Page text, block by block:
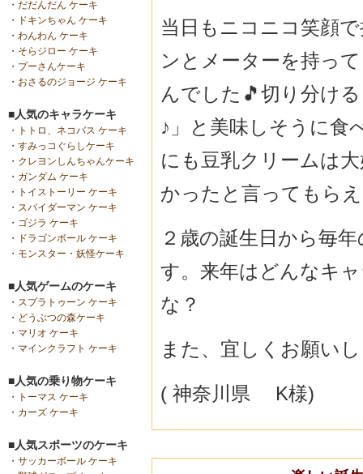
・ だだんだん ケーキ
・
ドキンちゃん ケーキ
・ わんわん ケーキ
・ そらジロー ケーキ
・ プーさんケーキ
・ おさるのジョージ ケーキ
■人気のキャラケーキ
・
トトロ、ネコバス ケーキ
・ すみっコぐらしケーキ
・ クレヨンしんちゃんケーキ
・ ガンダム ケーキ
・
トイストーリー ケーキ
・ スパイダーマン ケーキ
・ ゴジラ ケーキ
・
ドラゴンボール ケーキ
・ モンスター・妖怪ケーキ
■人気ゲームのケーキ
・ スプラトゥーン ケーキ
・ どうぶつの森ケーキ
・ マリオ ケーキ
・ マインクラフト ケーキ
■人気の乗り物ケーキ
・
トーマス ケーキ
・ カーズ ケーキ
■人気スポーツのケーキ
・ サッカーボール ケーキ
当日もニコニコ笑顔
ンとメーターを持っ
んでした🎵切り分け
♪」と美味しそうに食
にも豆乳クリームは
かったと言ってもら
２歳の誕生日から毎
す。来年はどんなキ
な？
また、宜しくお願い
( 神奈川県 K様)